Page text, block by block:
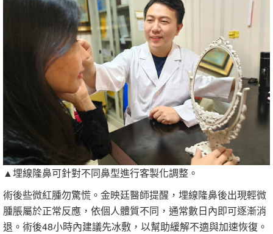
▲埋線隆鼻可針對不同鼻型進行客製化調整。
術後些微紅腫勿驚慌。金映廷醫師提醒，埋線隆鼻後出現輕微
腫脹屬於正常反應，依個人體質不同，通常數日內即可逐漸消
退。術後48小時內建議先冰敷，以幫助緩解不適與加速恢復。